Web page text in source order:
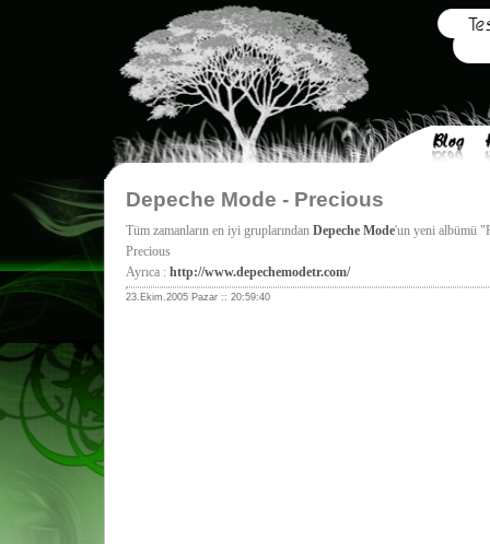
Depeche Mode - Precious
Tüm zamanların en iyi gruplarından Depeche Mode'un yeni albümü
Precious
Ayrıca : http://www.depechemodetr.com/
23.Ekim.2005 Pazar :: 20:59:40